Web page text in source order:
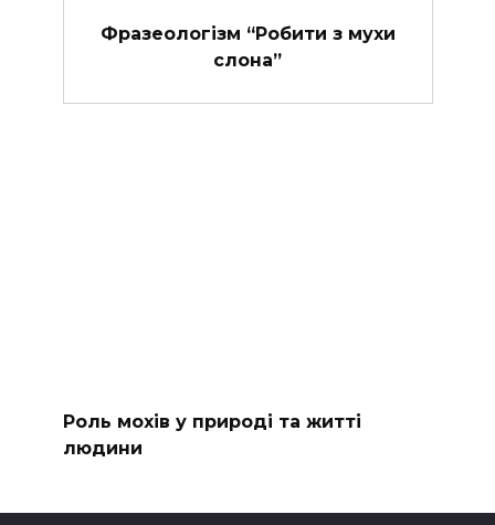
Фразеологізм “Робити з мухи
слона”
Роль мохів у природі та житті
людини